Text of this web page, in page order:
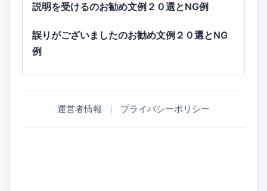
説明を受けるのお勧め文例２０選とNG例
誤りがございましたのお勧め文例２０選とNG
例
運営者情報 ｜ プライバシーポリシー